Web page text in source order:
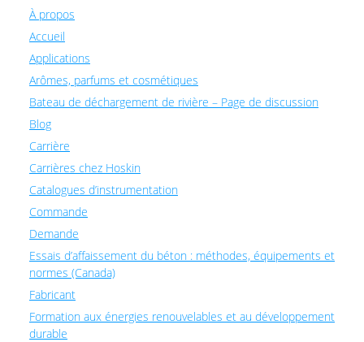
À propos
Accueil
Applications
Arômes, parfums et cosmétiques
Bateau de déchargement de rivière – Page de discussion
Blog
Carrière
Carrières chez Hoskin
Catalogues d’instrumentation
Commande
Demande
Essais d’affaissement du béton : méthodes, équipements et
normes (Canada)
Fabricant
Formation aux énergies renouvelables et au développement
durable